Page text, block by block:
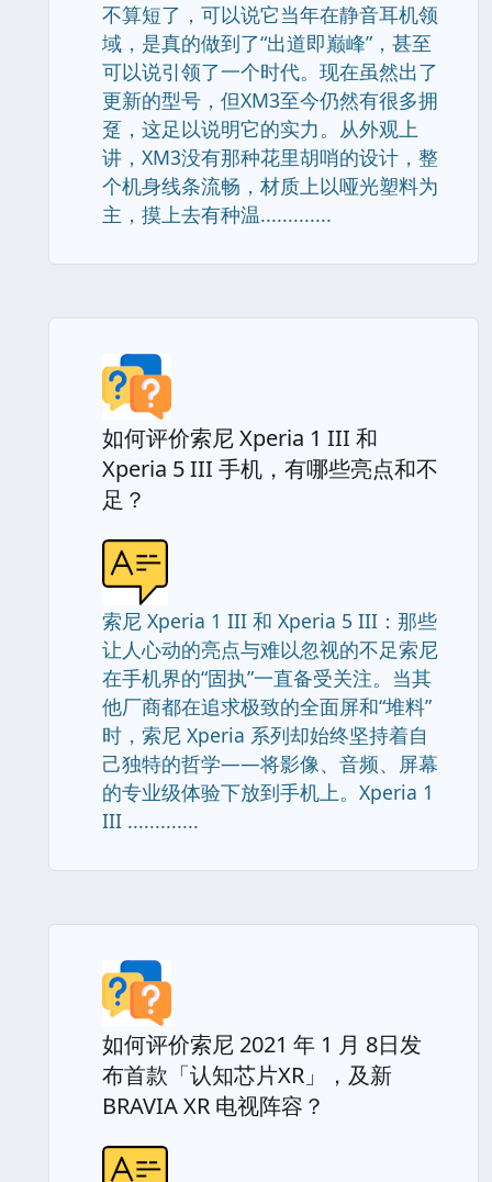
不算短了，可以说它当年在静音耳机领
域，是真的做到了“出道即巅峰”，甚至
可以说引领了一个时代。现在虽然出了
更新的型号，但XM3至今仍然有很多拥
趸，这足以说明它的实力。从外观上
讲，XM3没有那种花里胡哨的设计，整
个机身线条流畅，材质上以哑光塑料为
主，摸上去有种温.............
如何评价索尼 Xperia 1 III 和
Xperia 5 III 手机，有哪些亮点和不
足？
索尼 Xperia 1 III 和 Xperia 5 III：那些
让人心动的亮点与难以忽视的不足索尼
在手机界的“固执”一直备受关注。当其
他厂商都在追求极致的全面屏和“堆料”
时，索尼 Xperia 系列却始终坚持着自
己独特的哲学——将影像、音频、屏幕
的专业级体验下放到手机上。Xperia 1
III .............
如何评价索尼 2021 年 1 月 8日发
布首款「认知芯片XR」，及新
BRAVIA XR 电视阵容？